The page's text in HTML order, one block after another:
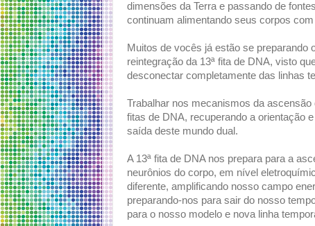
dimensões da Terra e passando de
continuam alimentando seus corpos
Muitos de vocês já estão se preparando
reintegração da 13ª fita de DNA, visto
desconectar completamente das linhas
Trabalhar nos mecanismos da
fitas de DNA, recuperando a orientação
saída deste mundo dual.
A 13ª fita de DNA nos prepara para a
neurônios do corpo, em nível
diferente, amplificando nosso campo
preparando-nos para sair do nosso
para o nosso modelo e nova linha